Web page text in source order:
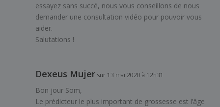
essayez sans succé, nous vous conseillons de nous
demander une consultation vidéo pour pouvoir vous
aider.
Salutations !
Dexeus Mujer sur 13 mai 2020 à 12h31
Bon jour Som,
Le prédicteur le plus important de grossesse est l’âge